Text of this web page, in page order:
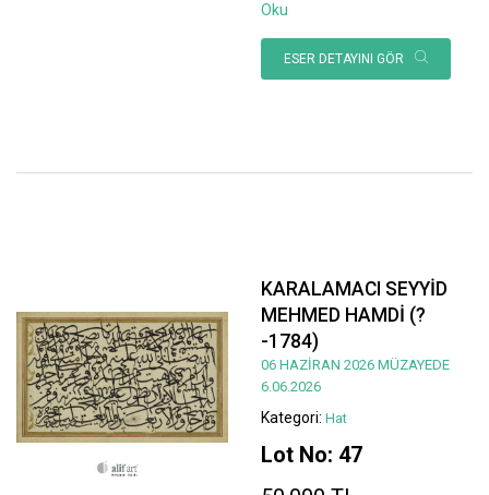
Oku
ESER DETAYINI GÖR
KARALAMACI SEYYİD
MEHMED HAMDİ (?
-1784)
06 HAZİRAN 2026 MÜZAYEDE
6.06.2026
Kategori: Hat
Lot No: 47